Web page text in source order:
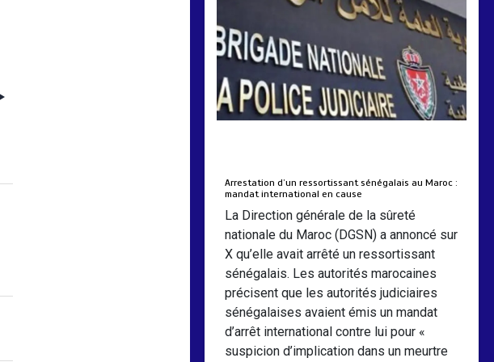
4 min 193
Arrestation d’un ressortissant sénégalais au Maroc :
mandat international en cause
La Direction générale de la sûreté
nationale du Maroc (DGSN) a annoncé sur
X qu’elle avait arrêté un ressortissant
sénégalais. Les autorités marocaines
précisent que les autorités judiciaires
sénégalaises avaient émis un mandat
d’arrêt international contre lui pour «
suspicion d’implication dans un meurtre